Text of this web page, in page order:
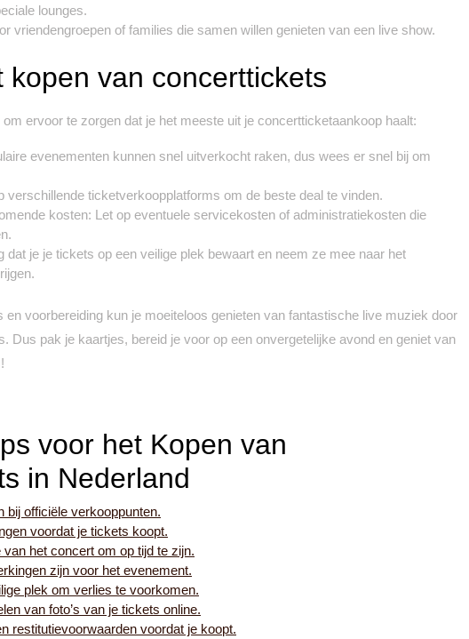
lounges.
vriendengroepen of families die samen willen genieten van een live show.
kopen van concerttickets
ervoor te zorgen dat je het meeste uit je concertticketaankoop haalt:
evenementen kunnen snel uitverkocht raken, dus wees er snel bij om
verschillende ticketverkoopplatforms om de beste deal te vinden.
kosten: Let op eventuele servicekosten of administratiekosten die
dat je je tickets op een veilige plek bewaart en neem ze mee naar het
en voorbereiding kun je moeiteloos genieten van fantastische live muziek door
Dus pak je kaartjes, bereid je voor op een onvergetelijke avond en geniet van
voor het Kopen van
in Nederland
bij officiële verkooppunten.
voordat je tickets koopt.
het concert om op tijd te zijn.
zijn voor het evenement.
plek om verlies te voorkomen.
van foto’s van je tickets online.
restitutievoorwaarden voordat je koopt.